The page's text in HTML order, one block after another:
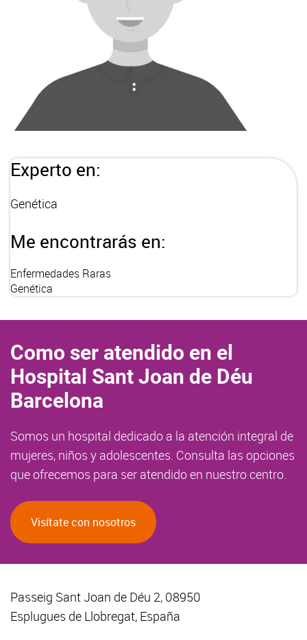
Experto en:
Genética
Me encontrarás en:
Enfermedades Raras
Genética
Como ser atendido en el
Hospital Sant Joan de Déu
Barcelona
Somos un hospital dedicado a la atención integral de
mujeres, niños y adolescentes. Consulta las opciones
que ofrecemos para ser atendido en nuestro centro.
Visítate con nosotros
Passeig Sant Joan de Déu 2, 08950
Esplugues de Llobregat, España